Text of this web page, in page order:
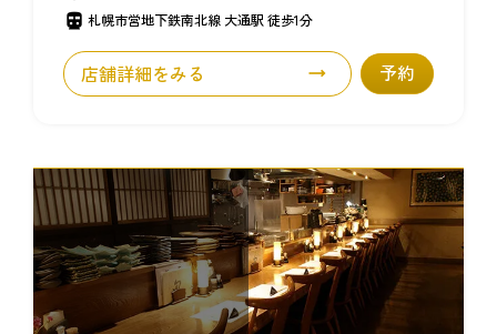
札幌市営地下鉄南北線 大通駅 徒歩1分
店舗詳細をみる 予約